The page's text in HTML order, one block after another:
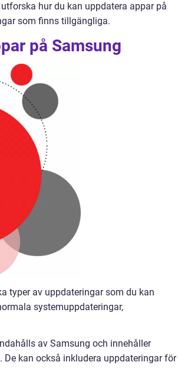
hur du kan uppdatera appar på
som finns tillgängliga.
på Samsung
typer av uppdateringar som du kan
systemuppdateringar,
av Samsung och innehåller
kan också inkludera uppdateringar för